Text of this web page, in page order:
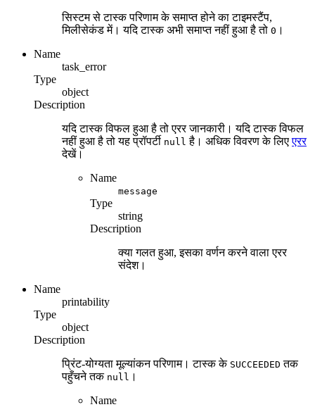
सिस्टम से टास्क परिणाम के समाप्त होने का टाइमस्टैंप,
मिलीसेकंड में। यदि टास्क अभी समाप्त नहीं हुआ है तो 0 ।
Name
task_error
Type
object
Description
यदि टास्क विफल हुआ है तो एरर जानकारी। यदि टास्क विफल
नहीं हुआ है तो यह प्रॉपर्टी null है। अधिक विवरण के लिएएरर
देखें।
Name
message
Type
string
Description
क्या गलत हुआ, इसका वर्णन करने वाला एरर
संदेश।
Name
printability
Type
object
Description
प्रिंट-योग्यता मूल्यांकन परिणाम। टास्क के SUCCEEDED तक
पहुँचने तक null ।
Name